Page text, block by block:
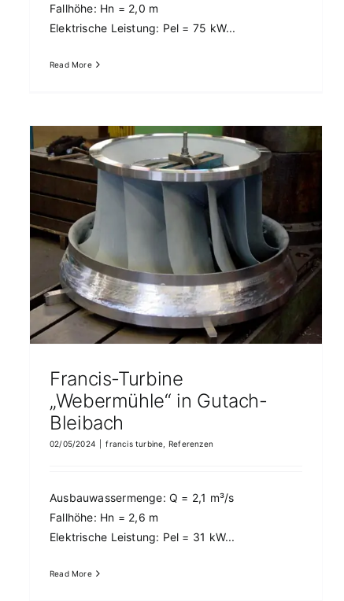
Fallhöhe: Hn = 2,0 m
Elektrische Leistung: Pel = 75 kW...
Read More
Francis-Turbine
„Webermühle“ in Gutach-
Bleibach
02/05/2024 francis turbine Referenzen
Ausbauwassermenge: Q = 2,1 m³/s
Fallhöhe: Hn = 2,6 m
Elektrische Leistung: Pel = 31 kW...
Read More
francis turbine